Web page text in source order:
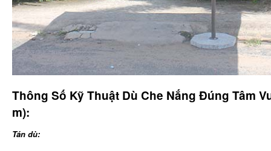
Thông Số Kỹ Thuật Dù Che Nắng Đúng Tâm
m):
Tán dù: